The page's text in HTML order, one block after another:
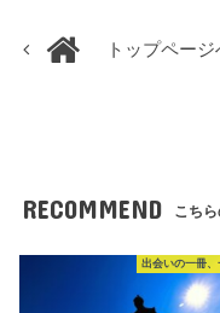
トップページ
RECOMMEND こちら
出会いの一冊、